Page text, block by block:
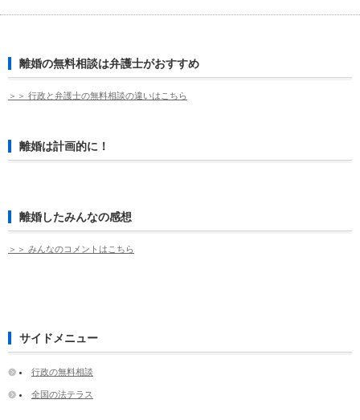
離婚の無料相談は弁護士がおすすめ
＞＞ 行政と弁護士の無料相談の違いはこちら
離婚は計画的に！
離婚したみんなの感想
＞＞ みんなのコメントはこちら
サイドメニュー
行政の無料相談
全国の法テラス